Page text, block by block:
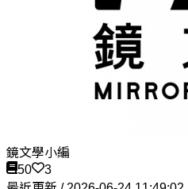
鏡文學小編
50
3